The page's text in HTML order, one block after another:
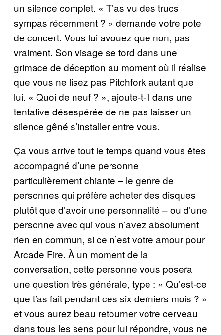
un silence complet. « T’as vu des trucs
sympas récemment ? » demande votre pote
de concert. Vous lui avouez que non, pas
vraiment. Son visage se tord dans une
grimace de déception au moment où il réalise
que vous ne lisez pas Pitchfork autant que
lui. « Quoi de neuf ? », ajoute-t-il dans une
tentative désespérée de ne pas laisser un
silence gêné s’installer entre vous.
Ça vous arrive tout le temps quand vous êtes
accompagné d’une personne
particulièrement chiante – le genre de
personnes qui préfère acheter des disques
plutôt que d’avoir une personnalité – ou d’une
personne avec qui vous n’avez absolument
rien en commun, si ce n’est votre amour pour
Arcade Fire. À un moment de la
conversation, cette personne vous posera
une question très générale, type : « Qu’est-ce
que t’as fait pendant ces six derniers mois ? »
et vous aurez beau retourner votre cerveau
dans tous les sens pour lui répondre, vous ne